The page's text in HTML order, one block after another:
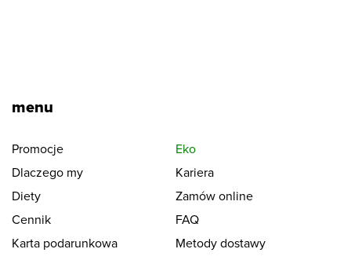
menu
Promocje
Eko
Dlaczego my
Kariera
Diety
Zamów online
Cennik
FAQ
Karta podarunkowa
Metody dostawy